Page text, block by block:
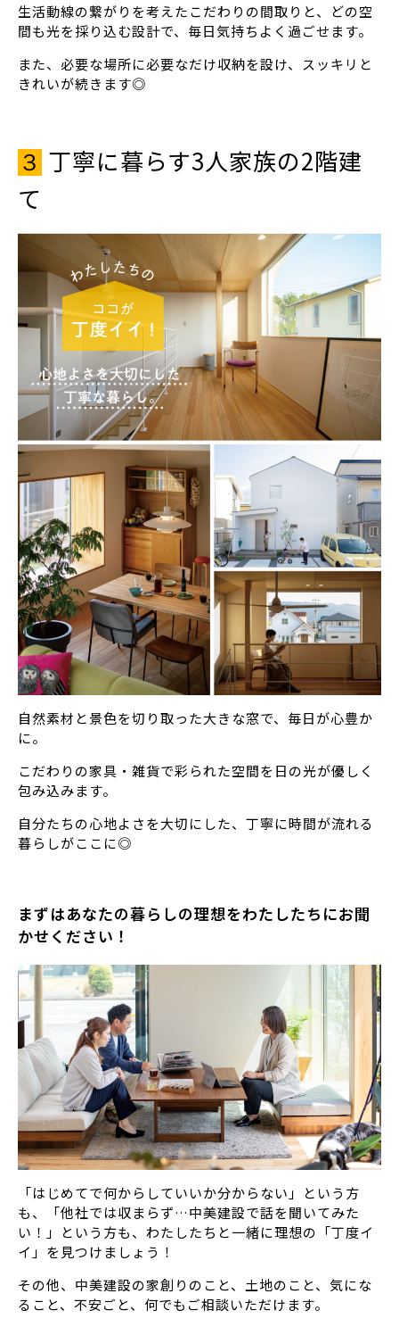
生活動線の繋がりを考えたこだわりの間取りと、どの空
間も光を採り込む設計で、毎日気持ちよく過ごせます。
また、必要な場所に必要なだけ収納を設け、スッキリと
きれいが続きます◎
３ 丁寧に暮らす3人家族の2階建
て
自然素材と景色を切り取った大きな窓で、毎日が心豊か
に。
こだわりの家具・雑貨で彩られた空間を日の光が優しく
包み込みます。
自分たちの心地よさを大切にした、丁寧に時間が流れる
暮らしがここに◎
まずはあなたの暮らしの理想をわたしたちにお聞
かせください！
「はじめてで何からしていいか分からない」という方
も、「他社では収まらず…中美建設で話を聞いてみた
い！」という方も、わたしたちと一緒に理想の「丁度イ
イ」を見つけましょう！
その他、中美建設の家創りのこと、土地のこと、気にな
ること、不安ごと、何でもご相談いただけます。